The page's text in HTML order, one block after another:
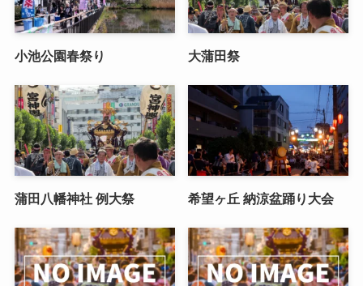
小池公園春祭り 大蒲田祭
蒲田八幡神社 例大祭 希望ヶ丘 納涼盆踊り大会